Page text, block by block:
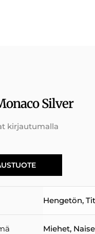
Silver
kirjautumalla
Hengetön,
Miehet,